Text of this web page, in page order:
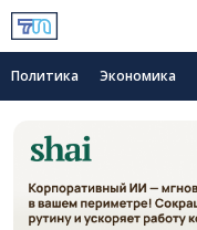
Политика Экономика